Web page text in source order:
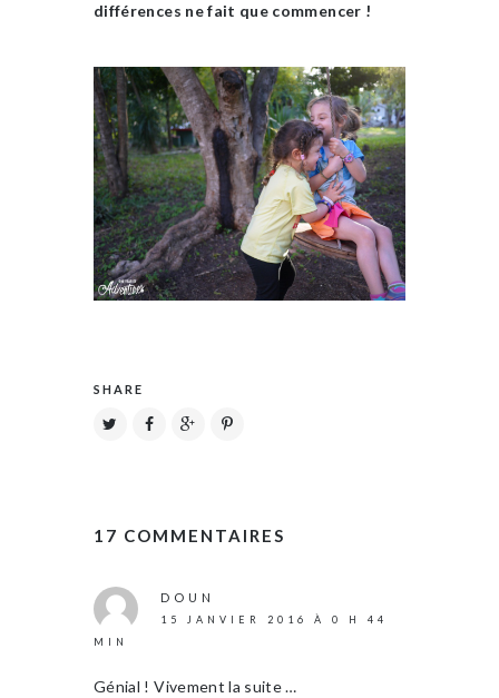
différences ne fait que commencer !
SHARE
17 COMMENTAIRES
DOUN
15 JANVIER 2016 À 0 H 44
MIN
Génial ! Vivement la suite …